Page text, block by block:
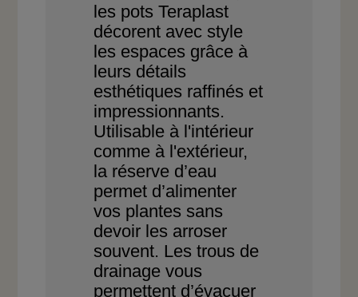
les pots Teraplast
décorent avec style
les espaces grâce à
leurs détails
esthétiques raffinés et
impressionnants.
Utilisable à l'intérieur
comme à l'extérieur,
la réserve d’eau
permet d’alimenter
vos plantes sans
devoir les arroser
souvent. Les trous de
drainage vous
permettent d’évacuer